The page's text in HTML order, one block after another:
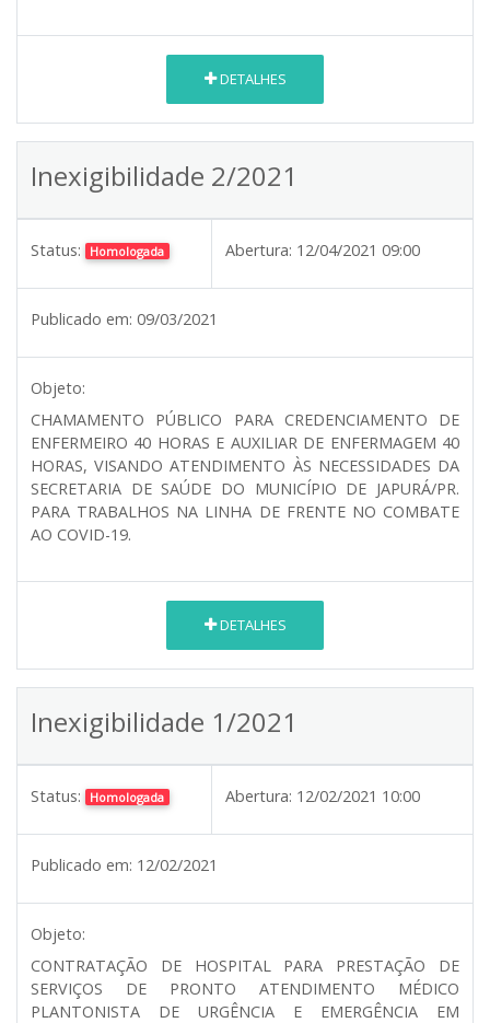
DETALHES
Inexigibilidade 2/2021
Status: Homologada Abertura: 12/04/2021 09:00
Publicado em: 09/03/2021
Objeto:
CHAMAMENTO PÚBLICO PARA CREDENCIAMENTO DE
ENFERMEIRO 40 HORAS E AUXILIAR DE ENFERMAGEM 40
HORAS, VISANDO ATENDIMENTO ÀS NECESSIDADES DA
SECRETARIA DE SAÚDE DO MUNICÍPIO DE JAPURÁ/PR.
PARA TRABALHOS NA LINHA DE FRENTE NO COMBATE
AO COVID-19.
DETALHES
Inexigibilidade 1/2021
Status: Homologada Abertura: 12/02/2021 10:00
Publicado em: 12/02/2021
Objeto:
CONTRATAÇÃO DE HOSPITAL PARA PRESTAÇÃO DE
SERVIÇOS DE PRONTO ATENDIMENTO MÉDICO
PLANTONISTA DE URGÊNCIA E EMERGÊNCIA EM